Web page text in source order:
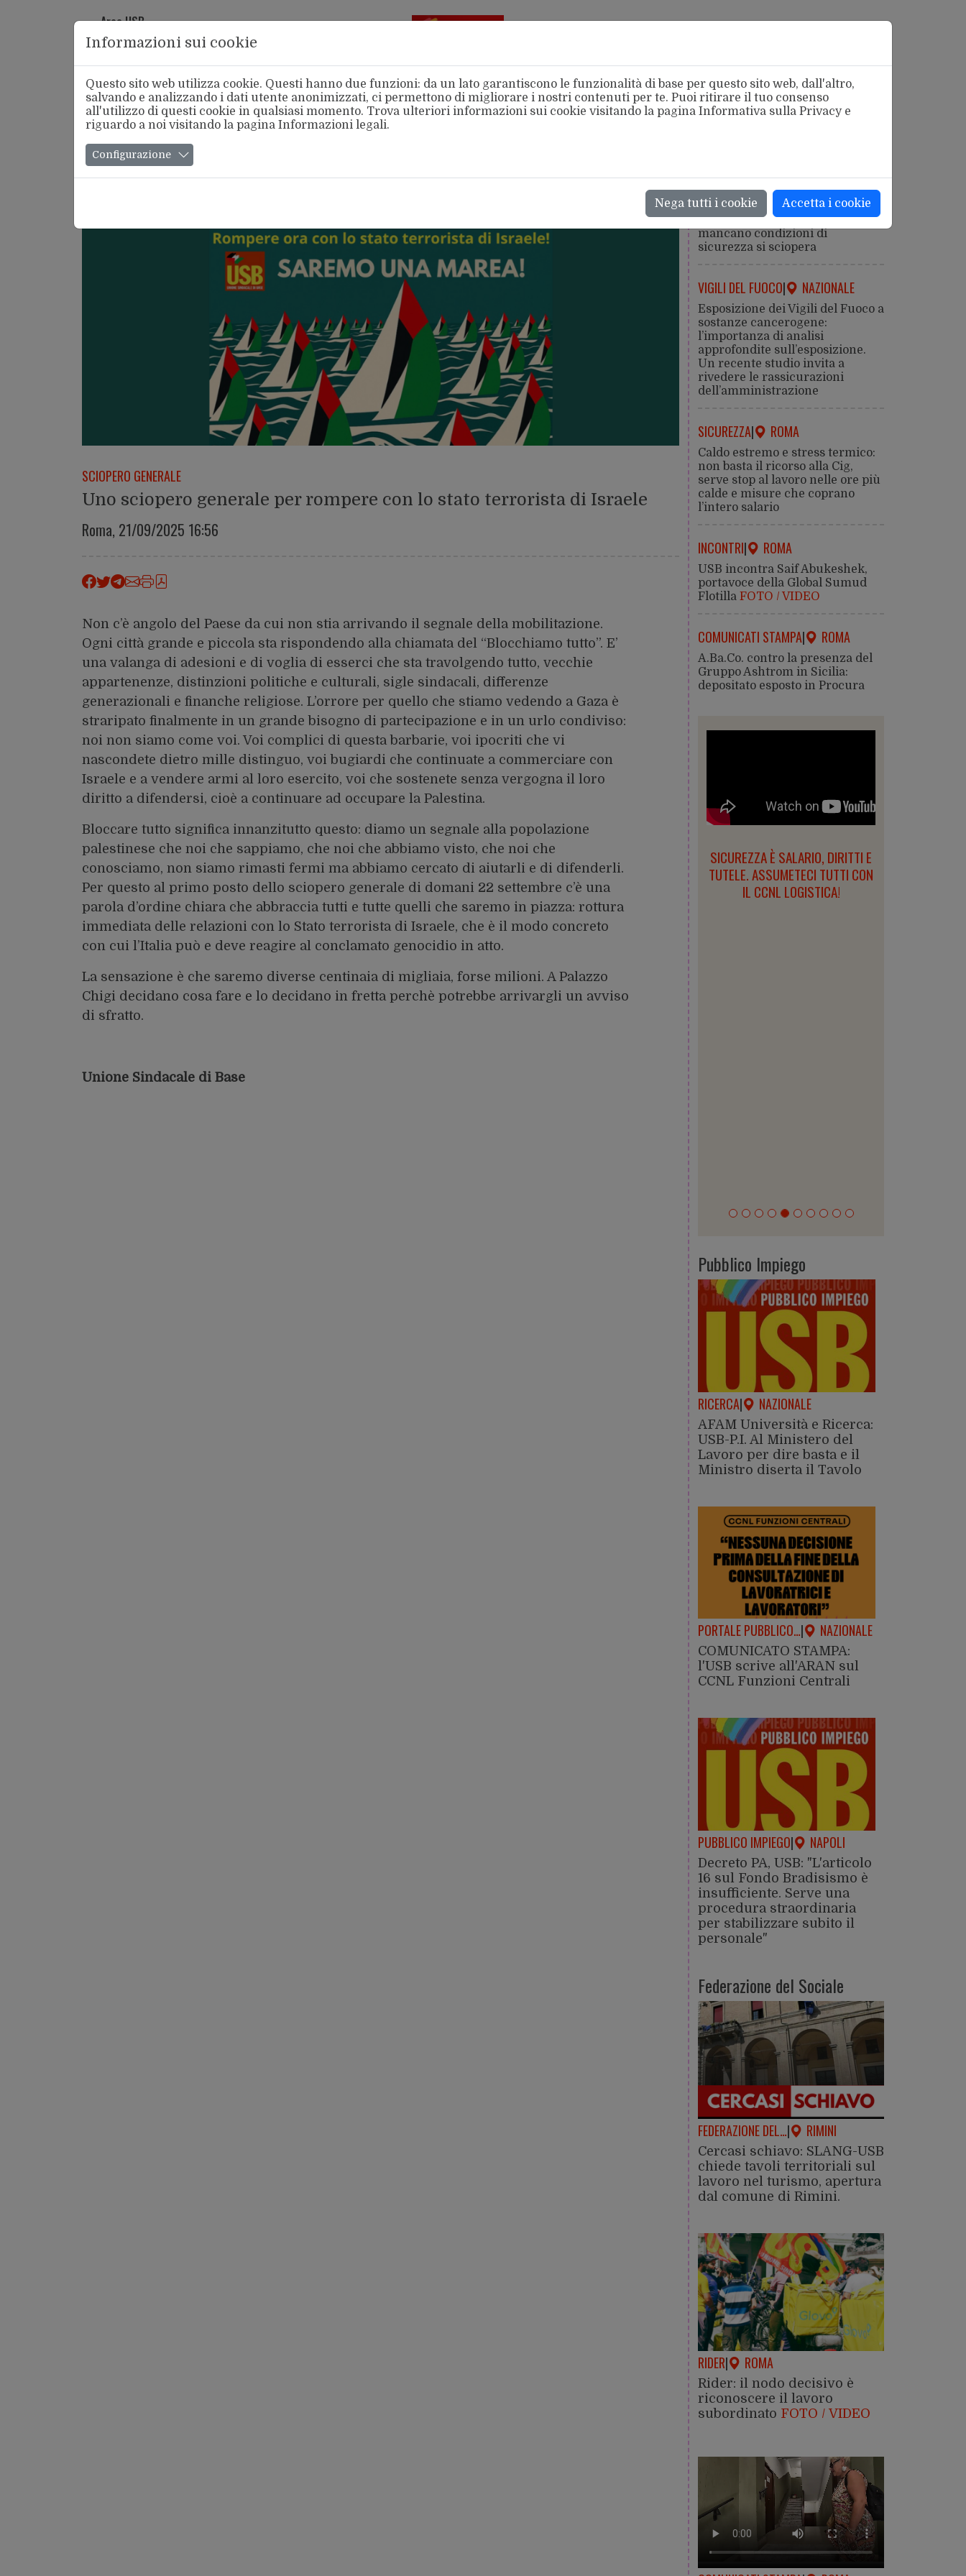
Area USB
alla FSM
Chi Siamo Categorie
SCIOPERO GENERALE
Uno sciopero generale per rompere con lo stato terrorista di Israele
Roma, 21/09/2025 16:56
Non c’è angolo del Paese da cui non stia arrivando il segnale della mobilitazione.
Ogni città grande e piccola sta rispondendo alla chiamata del “Blocchiamo tutto”. E’
una valanga di adesioni e di voglia di esserci che sta travolgendo tutto, vecchie
appartenenze, distinzioni politiche e culturali, sigle sindacali, differenze
generazionali e finanche religiose. L’orrore per quello che stiamo vedendo a Gaza è
straripato finalmente in un grande bisogno di partecipazione e in un urlo condiviso:
noi non siamo come voi. Voi complici di questa barbarie, voi ipocriti che vi
nascondete dietro mille distinguo, voi bugiardi che continuate a commerciare con
Israele e a vendere armi al loro esercito, voi che sostenete senza vergogna il loro
diritto a difendersi, cioè a continuare ad occupare la Palestina.
Bloccare tutto significa innanzitutto questo: diamo un segnale alla popolazione
palestinese che noi che sappiamo, che noi che abbiamo visto, che noi che
conosciamo, non siamo rimasti fermi ma abbiamo cercato di aiutarli e di difenderli.
Per questo al primo posto dello sciopero generale di domani 22 settembre c’è una
parola d’ordine chiara che abbraccia tutti e tutte quelli che saremo in piazza: rottura
immediata delle relazioni con lo Stato terrorista di Israele, che è il modo concreto
con cui l’Italia può e deve reagire al conclamato genocidio in atto.
La sensazione è che saremo diverse centinaia di migliaia, forse milioni. A Palazzo
Chigi decidano cosa fare e lo decidano in fretta perchè potrebbe arrivargli un avviso
di sfratto.
Unione Sindacale di Base
SICUREZZA| ROMA
Caldo estremo: la salute viene
prima della produzione. Dove
mancano condizioni di
sicurezza si sciopera
VIGILI DEL FUOCO| NAZIONALE
Esposizione dei Vigili del Fuoco a
sostanze cancerogene:
l’importanza di analisi
approfondite sull’esposizione.
Un recente studio invita a
rivedere le rassicurazioni
dell’amministrazione
SICUREZZA| ROMA
Caldo estremo e stress termico:
non basta il ricorso alla Cig,
serve stop al lavoro nelle ore più
calde e misure che coprano
l’intero salario
INCONTRI| ROMA
USB incontra Saif Abukeshek,
portavoce della Global Sumud
Flotilla FOTO / VIDEO
COMUNICATI STAMPA| ROMA
A.Ba.Co. contro la presenza del
Gruppo Ashtrom in Sicilia:
depositato esposto in Procura
SICUREZZA È SALARIO, DIRITTI E
TUTELE. ASSUMETECI TUTTI CON
IL CCNL LOGISTICA!
Pubblico Impiego
RICERCA| NAZIONALE
AFAM Università e Ricerca:
USB-P.I. Al Ministero del
Lavoro per dire basta e il
Ministro diserta il Tavolo
PORTALE PUBBLICO…| NAZIONALE
COMUNICATO STAMPA:
l'USB scrive all'ARAN sul
CCNL Funzioni Centrali
PUBBLICO IMPIEGO| NAPOLI
Decreto PA, USB: "L'articolo
16 sul Fondo Bradisismo è
insufficiente. Serve una
procedura straordinaria
per stabilizzare subito il
personale"
Federazione del Sociale
FEDERAZIONE DEL…| RIMINI
Cercasi schiavo: SLANG-USB
chiede tavoli territoriali sul
lavoro nel turismo, apertura
dal comune di Rimini.
RIDER| ROMA
Rider: il nodo decisivo è
riconoscere il lavoro
subordinato FOTO / VIDEO
Informazioni sui cookie
Questo sito web utilizza cookie. Questi hanno due funzioni: da un lato garantiscono le funzionalità di base per questo sito web, dall'altro,
salvando e analizzando i dati utente anonimizzati, ci permettono di migliorare i nostri contenuti per te. Puoi ritirare il tuo consenso
all'utilizzo di questi cookie in qualsiasi momento. Trova ulteriori informazioni sui cookie visitando la pagina Informativa sulla Privacye
riguardo a noi visitando la pagina Informazioni legali.
Configurazione
Nega tutti i cookie Accetta i cookie